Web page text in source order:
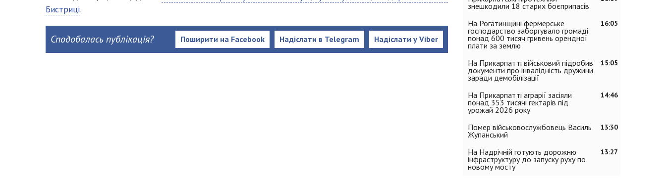
Бистриці.
Сподобалась публікація? Надіслати у Viber
Надіслати в Telegram
Поширити на Facebook
знешкодили 18 старих боєприпасів
16:05
На Рогатинщині фермерське
господарство заборгувало громаді
понад 600 тисяч гривень орендної
плати за землю
15:05
На Прикарпатті військовий підробив
документи про інвалідність дружини
заради демобілізації
14:46
На Прикарпатті аграрії засіяли
понад 353 тисячі гектарів під
урожай 2026 року
13:30
Помер військовослужбовець Василь
Жупанський
13:27
На Надрічній готують дорожню
інфраструктуру до запуску руху по
новому мосту